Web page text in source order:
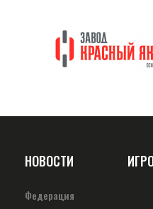
НОВОСТИ
Федерация